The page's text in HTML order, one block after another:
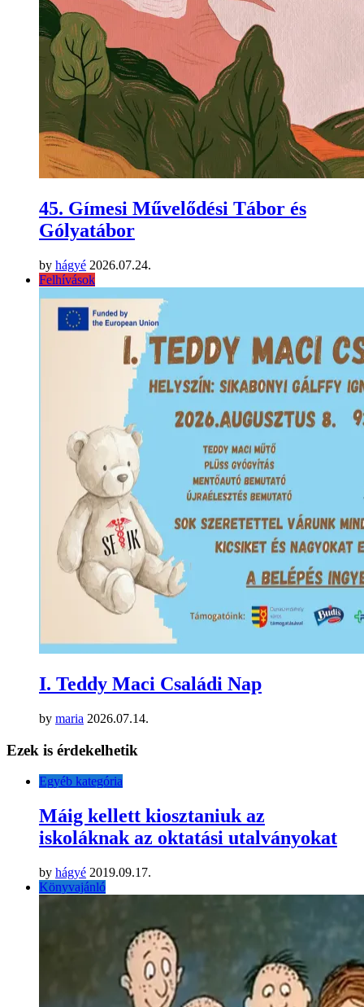
45. Gímesi Művelődési Tábor és
Gólyatábor
by hágyé 2026.07.24.
Felhívások
I. Teddy Maci Családi Nap
by maria 2026.07.14.
Ezek is érdekelhetik
Egyéb kategória
Máig kellett kiosztaniuk az
iskoláknak az oktatási utalványokat
by hágyé 2019.09.17.
Könyvajánló